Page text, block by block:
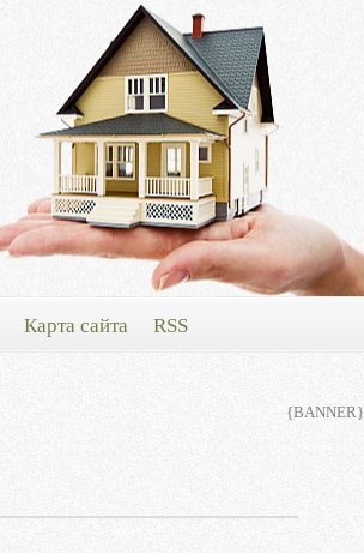
Карта сайта RSS
{BANNER}